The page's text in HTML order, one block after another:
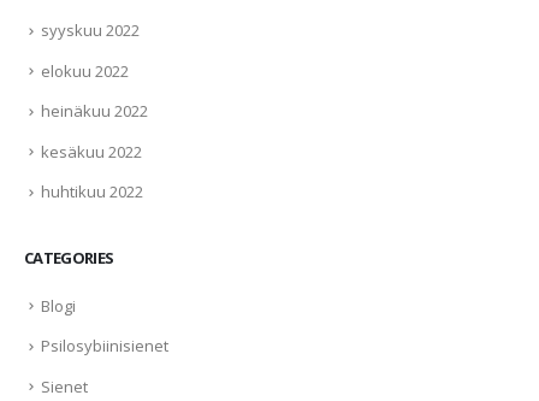
syyskuu 2022
elokuu 2022
heinäkuu 2022
kesäkuu 2022
huhtikuu 2022
CATEGORIES
Blogi
Psilosybiinisienet
Sienet